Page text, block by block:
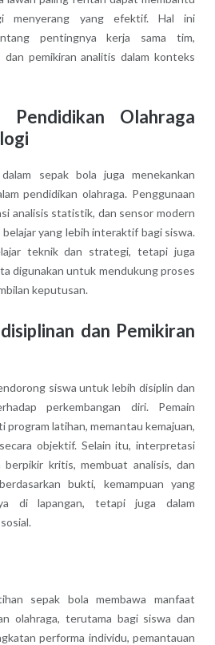
menyerang yang efektif. Hal ini
pentingnya kerja sama tim,
dan pemikiran analitis dalam konteks
Pendidikan Olahraga
sepak bola juga menekankan
pendidikan olahraga. Penggunaan
analisis statistik, dan sensor modern
yang lebih interaktif bagi siswa.
teknik dan strategi, tetapi juga
digunakan untuk mendukung proses
keputusan.
dan Pemikiran
siswa untuk lebih disiplin dan
perkembangan diri. Pemain
latihan, memantau kemajuan,
objektif. Selain itu, interpretasi
berpikir kritis, membuat analisis, dan
bukti, kemampuan yang
di lapangan, tetapi juga dalam
sepak bola membawa manfaat
olahraga, terutama bagi siswa dan
performa individu, pemantauan